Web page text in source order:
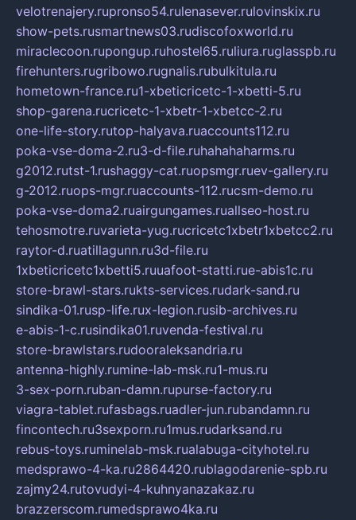
velotrenajery.rupronso54.rulenasever.rulovinskix.ru
show-pets.rusmartnews03.rudiscofoxworld.ru
miraclecoon.rupongup.ruhostel65.ruliura.ruglasspb.ru
firehunters.rugribowo.rugnalis.rubulkitula.ru
hometown-france.ru1-xbeticricetc-1-xbetti-5.ru
shop-garena.rucricetc-1-xbetr-1-xbetcc-2.ru
one-life-story.rutop-halyava.ruaccounts112.ru
poka-vse-doma-2.ru3-d-file.ruhahahaharms.ru
g2012.rutst-1.rushaggy-cat.ruopsmgr.ruev-gallery.ru
g-2012.ruops-mgr.ruaccounts-112.rucsm-demo.ru
poka-vse-doma2.ruairgungames.ruallseo-host.ru
tehosmotre.ruvarieta-yug.rucricetc1xbetr1xbetcc2.ru
raytor-d.ruatillagunn.ru3d-file.ru
1xbeticricetc1xbetti5.ruuafoot-statti.rue-abis1c.ru
store-brawl-stars.rukts-services.rudark-sand.ru
sindika-01.rusp-life.rux-legion.rusib-archives.ru
e-abis-1-c.rusindika01.ruvenda-festival.ru
store-brawlstars.rudooraleksandria.ru
antenna-highly.rumine-lab-msk.ru1-mus.ru
3-sex-porn.ruban-damn.rupurse-factory.ru
viagra-tablet.rufasbags.ruadler-jun.rubandamn.ru
fincontech.ru3sexporn.ru1mus.rudarksand.ru
rebus-toys.ruminelab-msk.rualabuga-cityhotel.ru
medsprawo-4-ka.ru2864420.rublagodarenie-spb.ru
zajmy24.rutovudyi-4-kuhnyanazakaz.ru
brazzerscom.rumedsprawo4ka.ru